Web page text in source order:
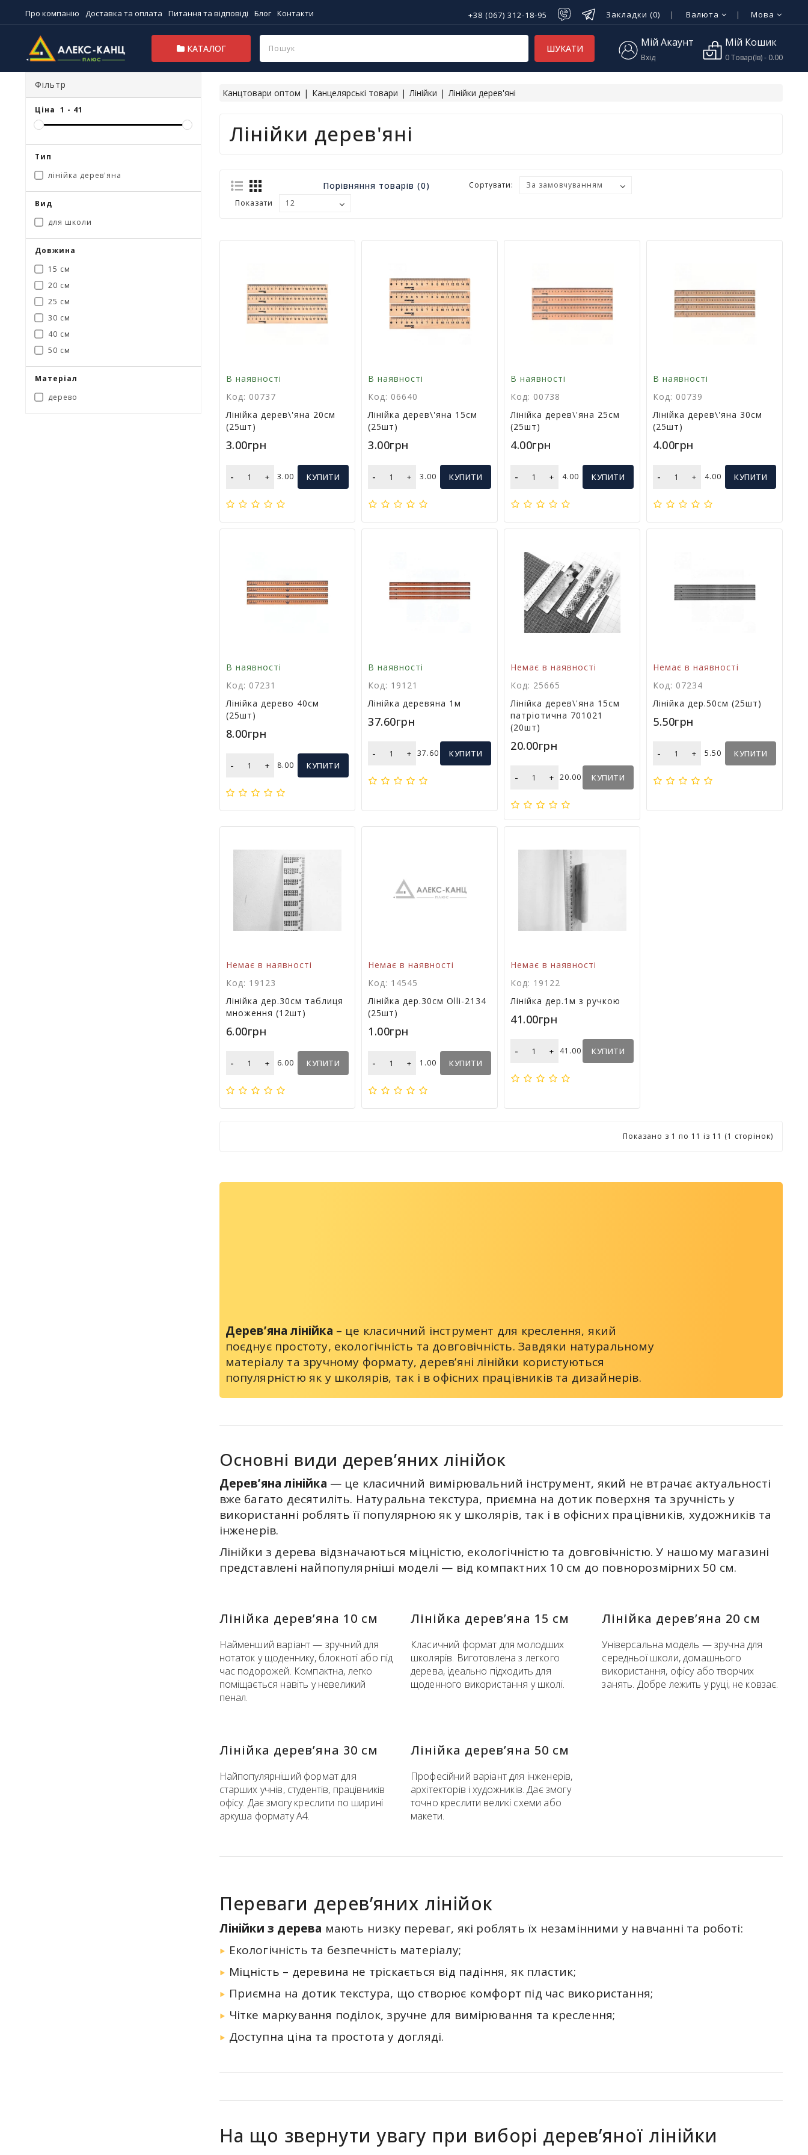
Про компанію Доставка та оплата Питання та відповіді Блог Контакти +38 (067) 312-18-95 Закладки (0) Валюта Мова
КАТАЛОГ ШУКАТИ Мій Акаунт
Вхід
Мій Кошик
0 Товар(ів) - 0.00
Фільтр
Ціна 1 - 41
Тип
лінійка дерев'яна
Вид
для школи
Довжина
15 см
20 см
25 см
30 см
40 см
50 см
Матеріал
дерево
Канцтовари оптом Канцелярські товари Лінійки Лінійки дерев'яні
Лінійки дерев'яні
Порівняння товарів (0)
Сортувати:
Показати
В наявності
Код: 00737
Лінійка дерев\'яна 20см
(25шт)
3.00грн
- + 3.00 КУПИТИ
В наявності
Код: 06640
Лінійка дерев\'яна 15см
(25шт)
3.00грн
- + 3.00 КУПИТИ
В наявності
Код: 00738
Лінійка дерев\'яна 25см
(25шт)
4.00грн
- + 4.00 КУПИТИ
В наявності
Код: 00739
Лінійка дерев\'яна 30см
(25шт)
4.00грн
- + 4.00 КУПИТИ
В наявності
Код: 07231
Лінійка дерево 40см
(25шт)
8.00грн
- + 8.00 КУПИТИ
В наявності
Код: 19121
Лінійка деревяна 1м
37.60грн
- + 37.60 КУПИТИ
Немає в наявності
Код: 25665
Лінійка дерев\'яна 15см
патріотична 701021
(20шт)
20.00грн
- + 20.00 КУПИТИ
Немає в наявності
Код: 07234
Лінійка дер.50см (25шт)
5.50грн
- + 5.50 КУПИТИ
Немає в наявності
Код: 19123
Лінійка дер.30см таблиця
множення (12шт)
6.00грн
- + 6.00 КУПИТИ
Немає в наявності
Код: 14545
Лінійка дер.30см Olli-2134
(25шт)
1.00грн
- + 1.00 КУПИТИ
Немає в наявності
Код: 19122
Лінійка дер.1м з ручкою
41.00грн
- + 41.00 КУПИТИ
Показано з 1 по 11 із 11 (1 сторінок)
Дерев’яна лінійка – це класичний інструмент для креслення, який
поєднує простоту, екологічність та довговічність. Завдяки натуральному
матеріалу та зручному формату, дерев’яні лінійки користуються
популярністю як у школярів, так і в офісних працівників та дизайнерів.
Основні види дерев’яних лінійок
Дерев’яна лінійка — це класичний вимірювальний інструмент, який не втрачає актуальності
вже багато десятиліть. Натуральна текстура, приємна на дотик поверхня та зручність у
використанні роблять її популярною як у школярів, так і в офісних працівників, художників та
інженерів.
Лінійки з дерева відзначаються міцністю, екологічністю та довговічністю. У нашому магазині
представлені найпопулярніші моделі — від компактних 10 см до повнорозмірних 50 см.
Лінійка дерев’яна 10 см
Найменший варіант — зручний для
нотаток у щоденнику, блокноті або під
час подорожей. Компактна, легко
поміщається навіть у невеликий
пенал.
Лінійка дерев’яна 15 см
Класичний формат для молодших
школярів. Виготовлена з легкого
дерева, ідеально підходить для
щоденного використання у школі.
Лінійка дерев’яна 20 см
Універсальна модель — зручна для
середньої школи, домашнього
використання, офісу або творчих
занять. Добре лежить у руці, не ковзає.
Лінійка дерев’яна 30 см
Найпопулярніший формат для
старших учнів, студентів, працівників
офісу. Дає змогу креслити по ширині
аркуша формату А4.
Лінійка дерев’яна 50 см
Професійний варіант для інженерів,
архітекторів і художників. Дає змогу
точно креслити великі схеми або
макети.
Переваги дерев’яних лінійок
Лінійки з дерева мають низку переваг, які роблять їх незамінними у навчанні та роботі:
Екологічність та безпечність матеріалу;
Міцність – деревина не тріскається від падіння, як пластик;
Приємна на дотик текстура, що створює комфорт під час використання;
Чітке маркування поділок, зручне для вимірювання та креслення;
Доступна ціна та простота у догляді.
На що звернути увагу при виборі дерев’яної лінійки